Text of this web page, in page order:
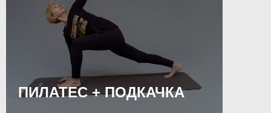
ПИЛАТЕС + ПОДКАЧКА